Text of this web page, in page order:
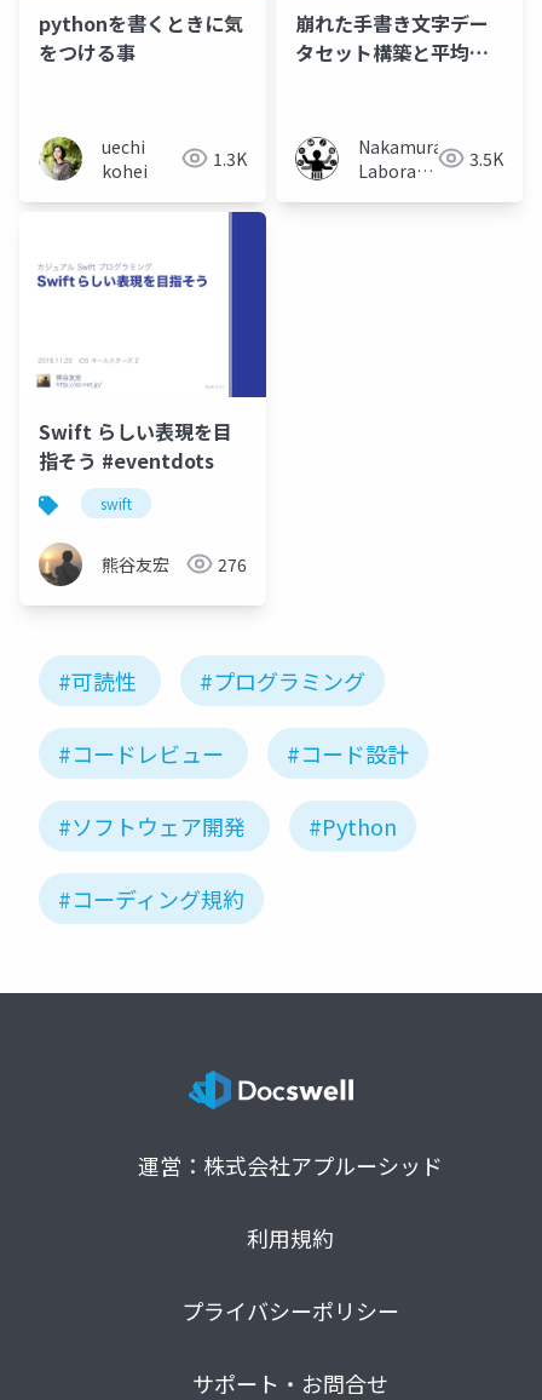
pythonを書くときに気
をつける事
uechi
kohei
1.3K
崩れた手書き文字デー
タセット構築と平均化
Nakamura
Laboratory
3.5K
Swift らしい表現を目
指そう #eventdots
swift
熊谷友宏 276
#可読性 #プログラミング
#コードレビュー #コード設計
#ソフトウェア開発 #Python
#コーディング規約
運営：株式会社アプルーシッド
利用規約
プライバシーポリシー
サポート・お問合せ